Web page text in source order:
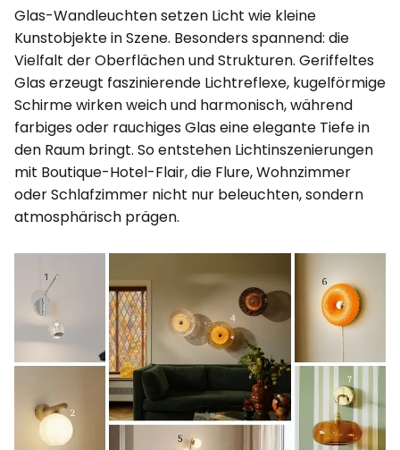
Glas-Wandleuchten setzen Licht wie kleine
Kunstobjekte in Szene. Besonders spannend: die
Vielfalt der Oberflächen und Strukturen. Geriffeltes
Glas erzeugt faszinierende Lichtreflexe, kugelförmige
Schirme wirken weich und harmonisch, während
farbiges oder rauchiges Glas eine elegante Tiefe in
den Raum bringt. So entstehen Lichtinszenierungen
mit Boutique-Hotel-Flair, die Flure, Wohnzimmer
oder Schlafzimmer nicht nur beleuchten, sondern
atmosphärisch prägen.